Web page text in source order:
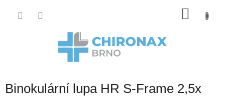
Binokulární lupa HR S-Frame 2,5x